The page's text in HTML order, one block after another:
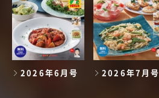
2026年6月号 2026年7月号